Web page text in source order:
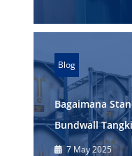
Blog
Bagaimana
Bundwall
7 May 2025